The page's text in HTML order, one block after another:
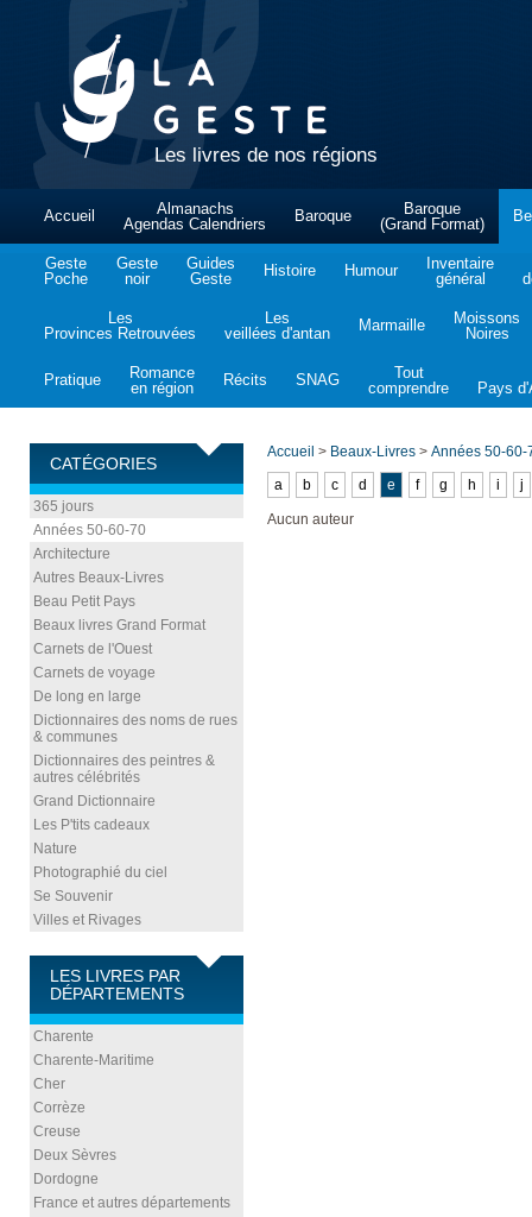
Les livres de nos régions
Accueil
Almanachs
Agendas Calendriers
Baroque
Baroque
(Grand Format)
Geste
Poche
Geste
noir
Guides
Geste
Histoire Humour
Inventaire
général
Les
Provinces Retrouvées
Les
veillées d'antan
Marmaille
Moissons
Noires
Pratique
Romance
en région
Récits SNAG
Tout
comprendre
Pays
CATÉGORIES
365 jours
Années 50-60-70
Architecture
Autres Beaux-Livres
Beau Petit Pays
Beaux livres Grand Format
Carnets de l'Ouest
Carnets de voyage
De long en large
Dictionnaires des noms de rues
& communes
Dictionnaires des peintres &
autres célébrités
Grand Dictionnaire
Les P'tits cadeaux
Nature
Photographié du ciel
Se Souvenir
Villes et Rivages
LES LIVRES PAR
DÉPARTEMENTS
Charente
Charente-Maritime
Cher
Corrèze
Creuse
Deux Sèvres
Dordogne
France et autres départements
Accueil > Beaux-Livres > Années 50-60-
a
b c d e f g h i j
Aucun auteur